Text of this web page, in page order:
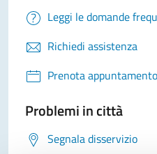
Leggi le domande
Richiedi assistenza
Prenota appuntamento
Problemi in città
Segnala disservizio